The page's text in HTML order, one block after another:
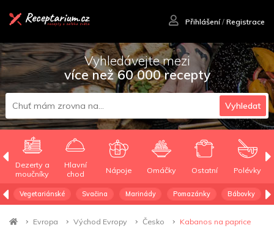
Přihlášení/ Registrace
Vyhledávejte mezi
více než 60 000 recepty
Vyhledat
Dezerty a
moučníky
Hlavní
chod
Nápoje Omáčky Ostatní Polévky
Vegetariánské Svačina Marinády Pomazánky Bábovky
Evropa Východ Evropy Česko Kabanos na paprice